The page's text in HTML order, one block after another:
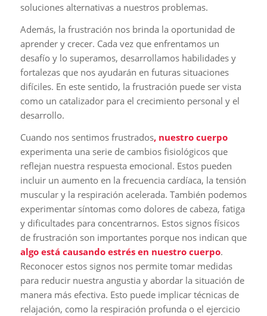
soluciones alternativas a nuestros problemas.
Además, la frustración nos brinda la oportunidad de
aprender y crecer. Cada vez que enfrentamos un
desafío y lo superamos, desarrollamos habilidades y
fortalezas que nos ayudarán en futuras situaciones
difíciles. En este sentido, la frustración puede ser vista
como un catalizador para el crecimiento personal y el
desarrollo.
Cuando nos sentimos frustrados, nuestro cuerpo
experimenta una serie de cambios fisiológicos que
reflejan nuestra respuesta emocional. Estos pueden
incluir un aumento en la frecuencia cardíaca, la tensión
muscular y la respiración acelerada. También podemos
experimentar síntomas como dolores de cabeza, fatiga
y dificultades para concentrarnos. Estos signos físicos
de frustración son importantes porque nos indican que
algo está causando estrés en nuestro cuerpo.
Reconocer estos signos nos permite tomar medidas
para reducir nuestra angustia y abordar la situación de
manera más efectiva. Esto puede implicar técnicas de
relajación, como la respiración profunda o el ejercicio